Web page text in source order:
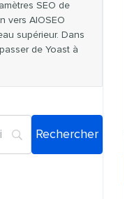
SEO de
vers AlOSEO
supérieur. Dans
de Yoast à